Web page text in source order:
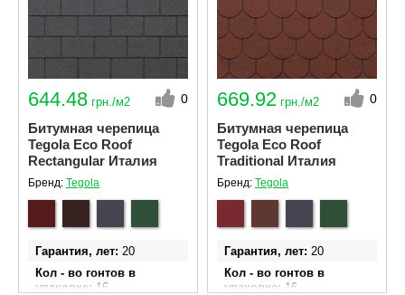
644.48 грн./м2 0
Битумная черепица
Tegola Eco Roof
Rectangular Италия
Бренд: Tegola
Гарантия, лет 20
Кол - во гонтов в
упаковке
16
669.92 грн./м2 0
Битумная черепица
Tegola Eco Roof
Traditional Италия
Бренд: Tegola
Гарантия, лет 20
Кол - во гонтов в
упаковке
16